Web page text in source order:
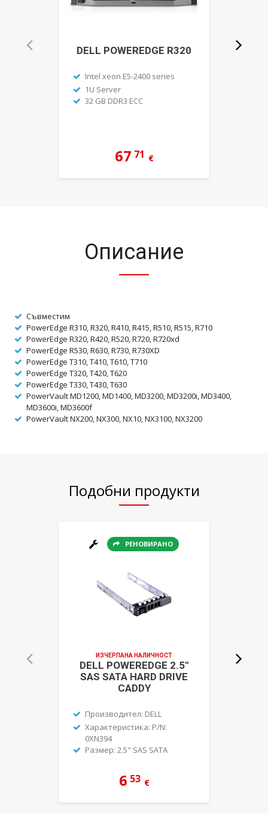
DELL POWEREDGE R320
Intel xeon E5-2400 series
1U Server
32 GB DDR3 ECC
6771 €
Описание
Съвместим
PowerEdge R310, R320, R410, R415, R510, R515, R710
PowerEdge R320, R420, R520, R720, R720xd
PowerEdge R530, R630, R730, R730XD
PowerEdge T310, T410, T610, T710
PowerEdge T320, T420, T620
PowerEdge T330, T430, T630
PowerVault MD1200, MD1400, MD3200, MD3200i, MD3400,
MD3600i, MD3600f
PowerVault NX200, NX300, NX10, NX3100, NX3200
Подобни продукти
РЕНОВИРАНО
ИЗЧЕРПАНА НАЛИЧНОСТ
DELL POWEREDGE 2.5"
SAS SATA HARD DRIVE
CADDY
Производител: DELL
Характеристика: P/N:
0XN394
Размер: 2.5" SAS SATA
653 €